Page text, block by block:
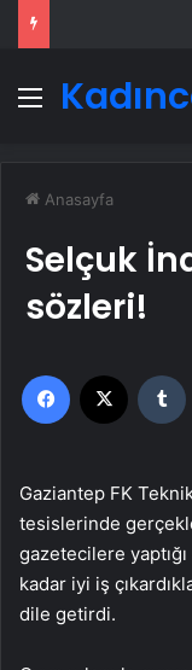
Menü
Anasayfa
Selçuk
sözleri!
Facebook
Gaziantep FK
tesislerinde
gazetecilere
kadar iyi iş
dile getirdi.